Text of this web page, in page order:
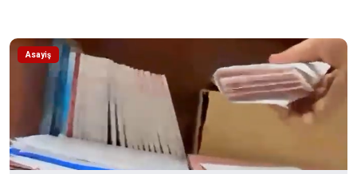
Asayiş